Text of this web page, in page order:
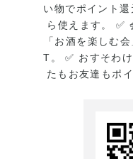
い物でポイント
ら使えます。 ✅
「お酒を楽しむ
T。 ✅ おすそわ
たもお友達もポ